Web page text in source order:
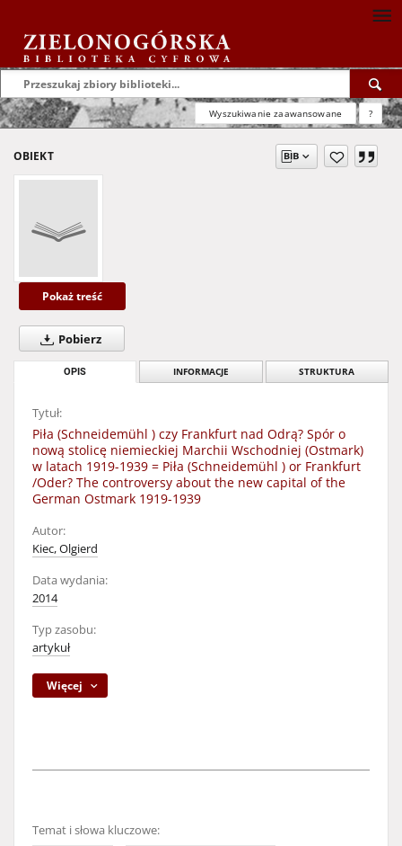
Wyszukiwanie zaawansowane ?
OBIEKT
Pokaż treść
Pobierz
OPIS INFORMACJE STRUKTURA
Tytuł:
Piła (Schneidemühl ) czy Frankfurt nad Odrą? Spór o
nową stolicę niemieckiej Marchii Wschodniej (Ostmark)
w latach 1919-1939 = Piła (Schneidemühl ) or Frankfurt
/Oder? The controversy about the new capital of the
German Ostmark 1919-1939
Autor:
Kiec, Olgierd
Data wydania:
2014
Typ zasobu:
artykuł
Więcej
Temat i słowa kluczowe: